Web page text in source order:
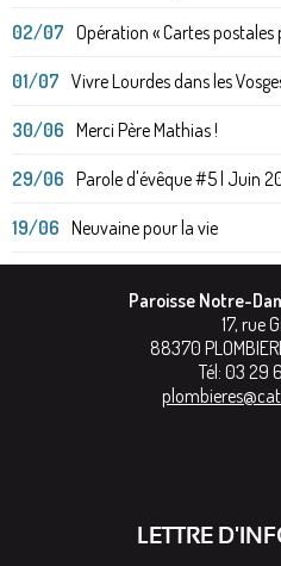
02/07 Opération « Cartes postales
01/07 Vivre Lourdes dans les
30/06 Merci Père Mathias !
29/06 Parole d'évêque #5 | Juin
19/06 Neuvaine pour la vie
Paroisse Notre-
17, rue
88370
Tél: 03 29
LETTRE